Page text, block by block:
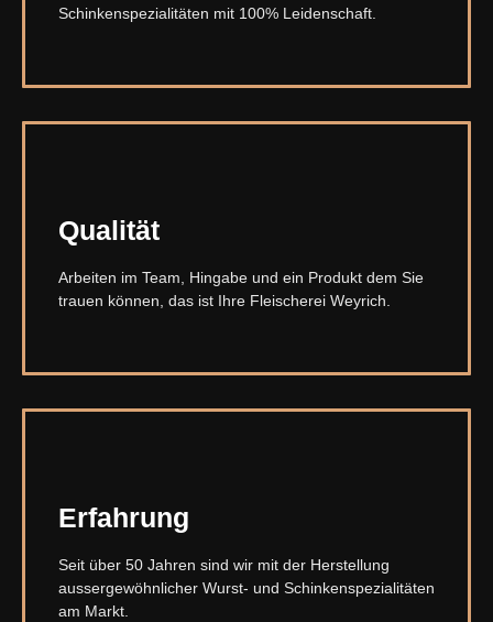
Schinkenspezialitäten mit 100% Leidenschaft.
Qualität
Arbeiten im Team, Hingabe und ein Produkt dem Sie
trauen können, das ist Ihre Fleischerei Weyrich.
Erfahrung
Seit über 50 Jahren sind wir mit der Herstellung
aussergewöhnlicher Wurst- und Schinkenspezialitäten
am Markt.